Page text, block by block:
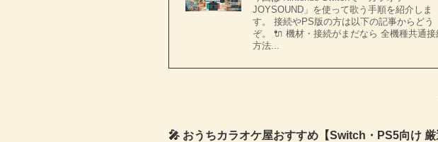
JOYSOUND」を使って歌う手順を紹介しま
す。 接続やPS版の方は以下の記事からどう
ぞ。 🔌 機材・接続がまだなら 全機種共通接
方法...
🎤 おうちカラオケ屋おすすめ【Switch・PS5向け 厳